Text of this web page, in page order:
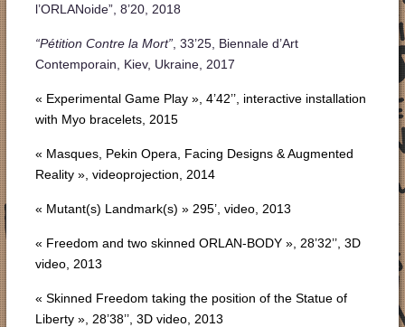
l’ORLANoide”, 8’20, 2018
“Pétition Contre la Mort”, 33’25, Biennale d’Art
Contemporain, Kiev, Ukraine, 2017
« Experimental Game Play », 4’42’’, interactive installation
with Myo bracelets, 2015
« Masques, Pekin Opera, Facing Designs & Augmented
Reality », videoprojection, 2014
« Mutant(s) Landmark(s) » 295’, video, 2013
« Freedom and two skinned ORLAN-BODY », 28’32’’, 3D
video, 2013
« Skinned Freedom taking the position of the Statue of
Liberty », 28’38’’, 3D video, 2013